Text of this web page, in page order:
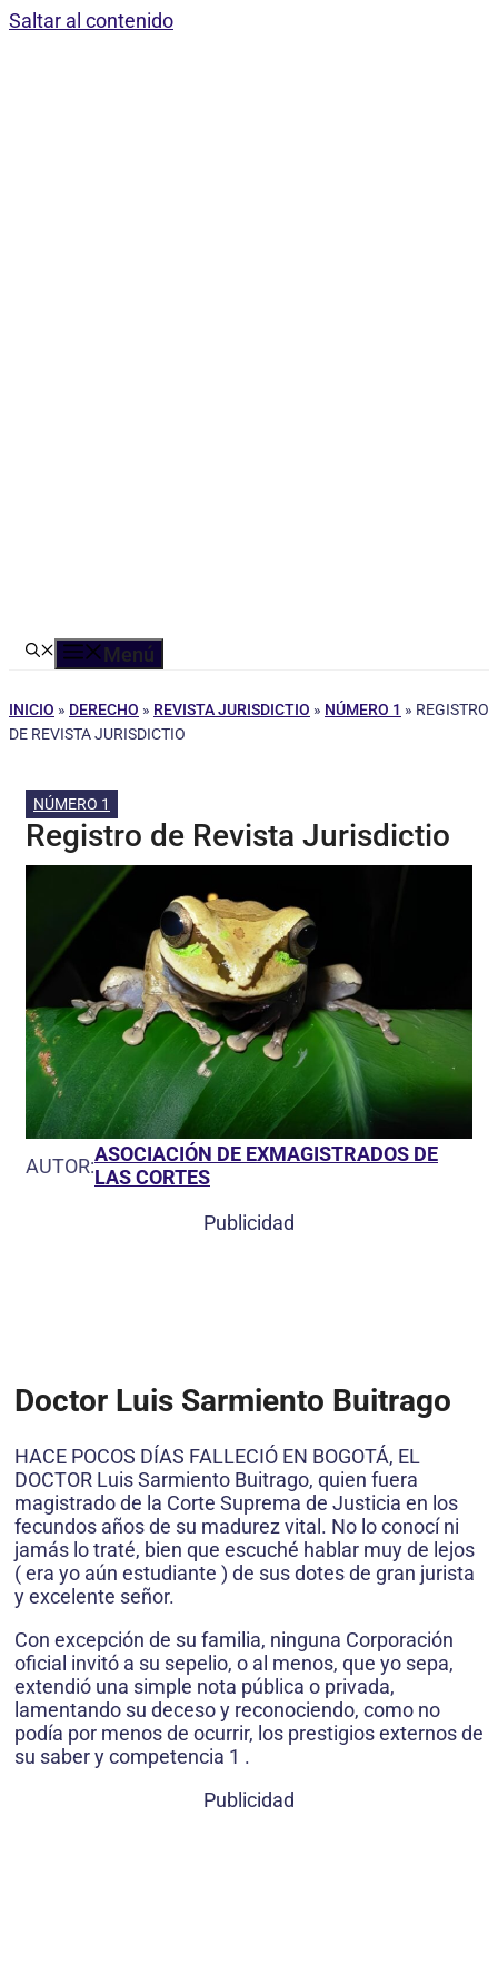
Saltar al contenido
Menú
INICIO » DERECHO » REVISTA JURISDICTIO » NÚMERO 1 » REGISTRO
DE REVISTA JURISDICTIO
NÚMERO 1
Registro de Revista Jurisdictio
AUTOR:ASOCIACIÓN DE EXMAGISTRADOS DE
LAS CORTES
Publicidad
Doctor Luis Sarmiento Buitrago
HACE POCOS DÍAS FALLECIÓ EN BOGOTÁ, EL
DOCTOR Luis Sarmiento Buitrago, quien fuera
magistrado de la Corte Suprema de Justicia en los
fecundos años de su madurez vital. No lo conocí ni
jamás lo traté, bien que escuché hablar muy de lejos
( era yo aún estudiante ) de sus dotes de gran jurista
y excelente señor.
Con excepción de su familia, ninguna Corporación
oficial invitó a su sepelio, o al menos, que yo sepa,
extendió una simple nota pública o privada,
lamentando su deceso y reconociendo, como no
podía por menos de ocurrir, los prestigios externos de
su saber y competencia 1 .
Publicidad